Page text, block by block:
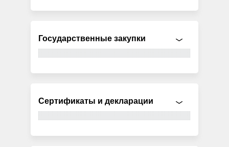
Государственные закупки
Сертификаты и декларации